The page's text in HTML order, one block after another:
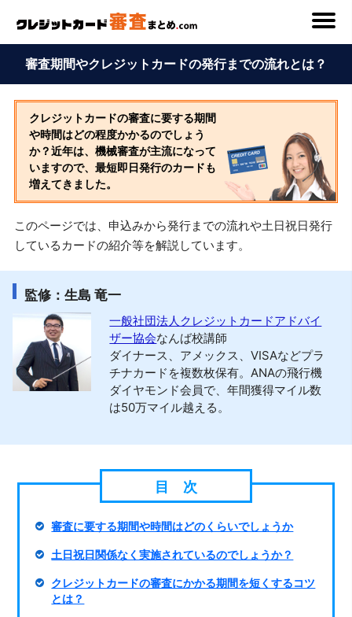
審査期間やクレジットカードの発行までの流れとは？
クレジットカードの審査に要する期間
や時間はどの程度かかるのでしょう
か？近年は、機械審査が主流になって
いますので、最短即日発行のカードも
増えてきました。
このページでは、申込みから発行までの流れや土日祝日発行
しているカードの紹介等を解説しています。
監修：生島 竜一
一般社団法人クレジットカードアドバイ
ザー協会なんば校講師
ダイナース、アメックス、VISAなどプラ
チナカードを複数枚保有。ANAの飛行機
ダイヤモンド会員で、年間獲得マイル数
は50万マイル越える。
審査に要する期間や時間はどのくらいでしょうか
土日祝日関係なく実施されているのでしょうか？
クレジットカードの審査にかかる期間を短くするコツ
とは？